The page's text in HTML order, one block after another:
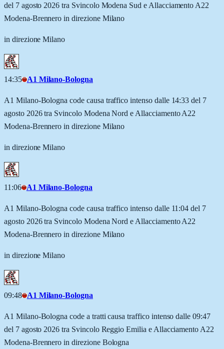
del 7 agosto 2026 tra Svincolo Modena Sud e Allacciamento A22
Modena-Brennero in direzione Milano
in direzione Milano
14:35 A1 Milano-Bologna
A1 Milano-Bologna code causa traffico intenso dalle 14:33 del 7
agosto 2026 tra Svincolo Modena Nord e Allacciamento A22
Modena-Brennero in direzione Milano
in direzione Milano
11:06 A1 Milano-Bologna
A1 Milano-Bologna code causa traffico intenso dalle 11:04 del 7
agosto 2026 tra Svincolo Modena Nord e Allacciamento A22
Modena-Brennero in direzione Milano
in direzione Milano
09:48 A1 Milano-Bologna
A1 Milano-Bologna code a tratti causa traffico intenso dalle 09:47
del 7 agosto 2026 tra Svincolo Reggio Emilia e Allacciamento A22
Modena-Brennero in direzione Bologna